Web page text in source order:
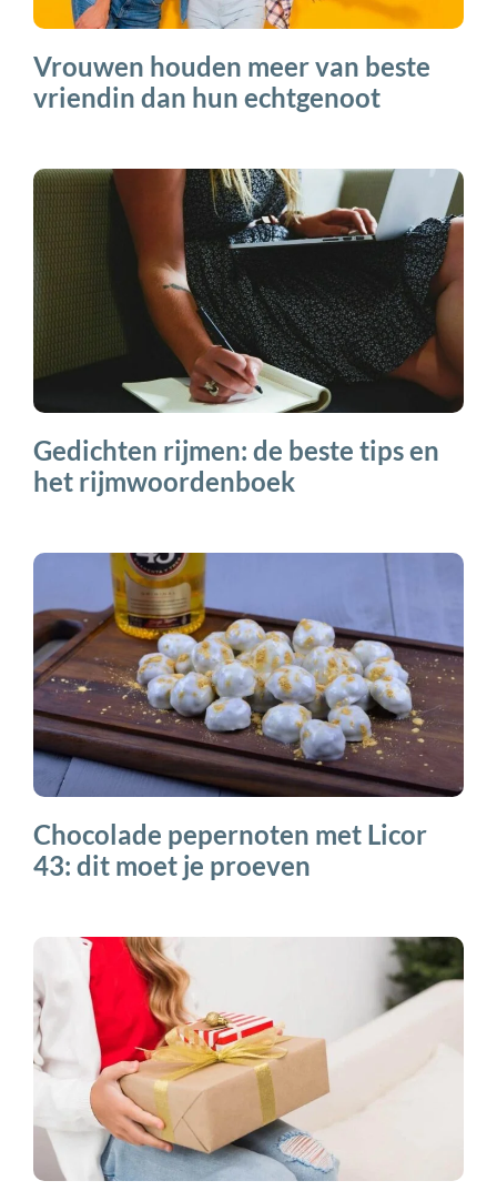
Vrouwen houden meer van beste
vriendin dan hun echtgenoot
Gedichten rijmen: de beste tips en
het rijmwoordenboek
Chocolade pepernoten met Licor
43: dit moet je proeven